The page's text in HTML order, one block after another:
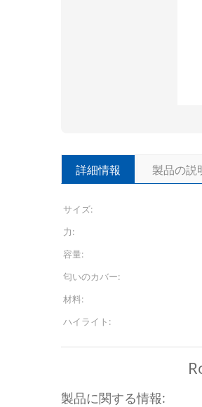
詳細情報 製品の説
サイズ:
力:
容量:
匂いのカバー:
材料:
ハイライト:
製品に関する情報: